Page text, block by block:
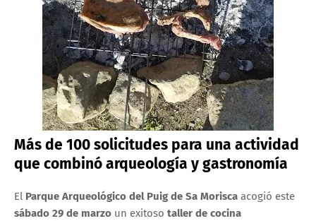
Más de 100 solicitudes para una actividad
que combinó arqueología y gastronomía
El Parque Arqueológico del Puig de Sa Morisca acogió este
sábado 29 de marzo un exitoso taller de cocina